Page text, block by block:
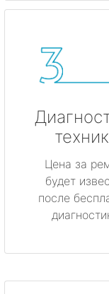
Цена за
будет
после